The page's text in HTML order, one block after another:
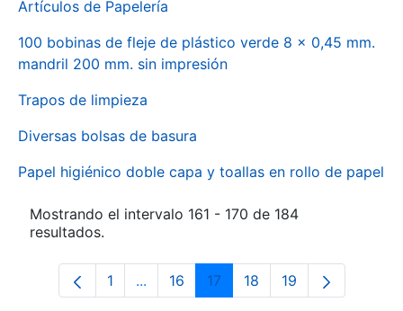
Artículos de Papelería
100 bobinas de fleje de plástico verde 8 x 0,45 mm.
mandril 200 mm. sin impresión
Trapos de limpieza
Diversas bolsas de basura
Papel higiénico doble capa y toallas en rollo de papel
Mostrando el intervalo 161 - 170 de 184
resultados.
Página
1 ...Páginas intermedias Use TAB para
Página
16 Página
17 Página
18 Página
19